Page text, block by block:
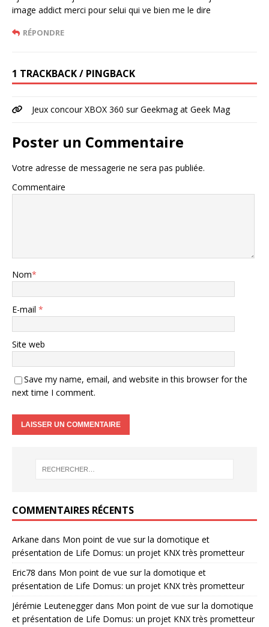
image addict merci pour selui qui ve bien me le dire
RÉPONDRE
1 TRACKBACK / PINGBACK
Jeux concour XBOX 360 sur Geekmag at Geek Mag
Poster un Commentaire
Votre adresse de messagerie ne sera pas publiée.
Commentaire
Nom*
E-mail *
Site web
Save my name, email, and website in this browser for the
next time I comment.
COMMENTAIRES RÉCENTS
Arkane dans Mon point de vue sur la domotique et
présentation de Life Domus: un projet KNX très prometteur
Eric78 dans Mon point de vue sur la domotique et
présentation de Life Domus: un projet KNX très prometteur
Jérémie Leuteneggerdans Mon point de vue sur la domotique
et présentation de Life Domus: un projet KNX très prometteur